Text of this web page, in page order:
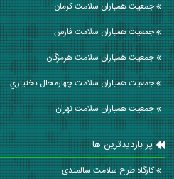
جمعیت همیاران سلامت كرمان
جمعیت همیاران سلامت فارس
جمعیت همیاران سلامت هرمزگان
جمعیت همیاران سلامت چهارمحال بختياري
جمعیت همیاران سلامت تهران
پر بازدیدترین ها
کارگاه طرح سلامت سالمندی